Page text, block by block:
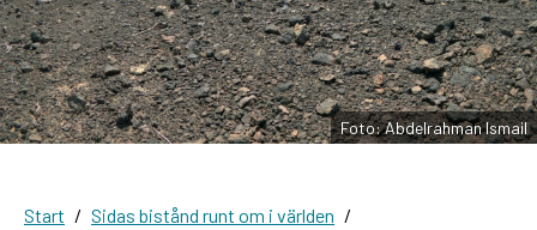
Foto: Abdelrahman Ismail
Start
Sidas bistånd runt om i världen